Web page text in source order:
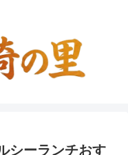
シーランチおす